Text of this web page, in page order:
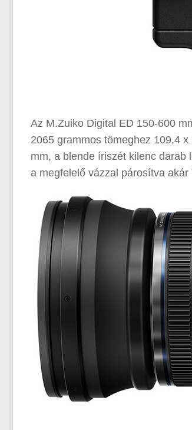
Az M.Zuiko Digital ED 150-600
2065 grammos tömeghez 109,4
mm, a blende íriszét kilenc darab
a megfelelő vázzal párosítva akár